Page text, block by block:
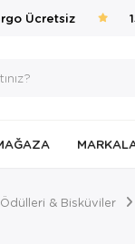
Ücretsiz
& Bisküviler